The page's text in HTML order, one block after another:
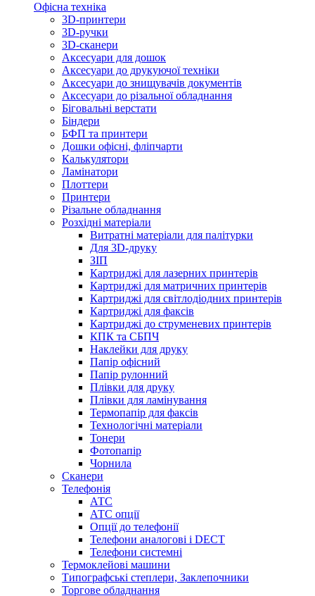
Офісна техніка
3D-принтери
3D-ручки
3D-сканери
Аксесуари для дошок
Аксесуари до друкуючої техніки
Аксесуари до знищувачів документів
Аксесуари до різальної обладнання
Біговальні верстати
Біндери
БФП та принтери
Дошки офісні, фліпчарти
Калькулятори
Ламінатори
Плоттери
Принтери
Різальне обладнання
Розхідні матеріали
Витратні матеріали для палітурки
Для 3D-друку
ЗІП
Картриджі для лазерних принтерів
Картриджі для матричних принтерів
Картриджі для світлодіодних принтерів
Картриджі для факсів
Картриджі до струменевих принтерів
КПК та СБПЧ
Наклейки для друку
Папір офісний
Папір рулонний
Плівки для друку
Плівки для ламінування
Термопапір для факсів
Технологічні матеріали
Тонери
Фотопапір
Чорнила
Сканери
Телефонія
АТС
АТС опції
Опції до телефонії
Телефони аналогові і DECT
Телефони системні
Термоклейові машини
Типографські степлери, Заклепочники
Торгове обладнання